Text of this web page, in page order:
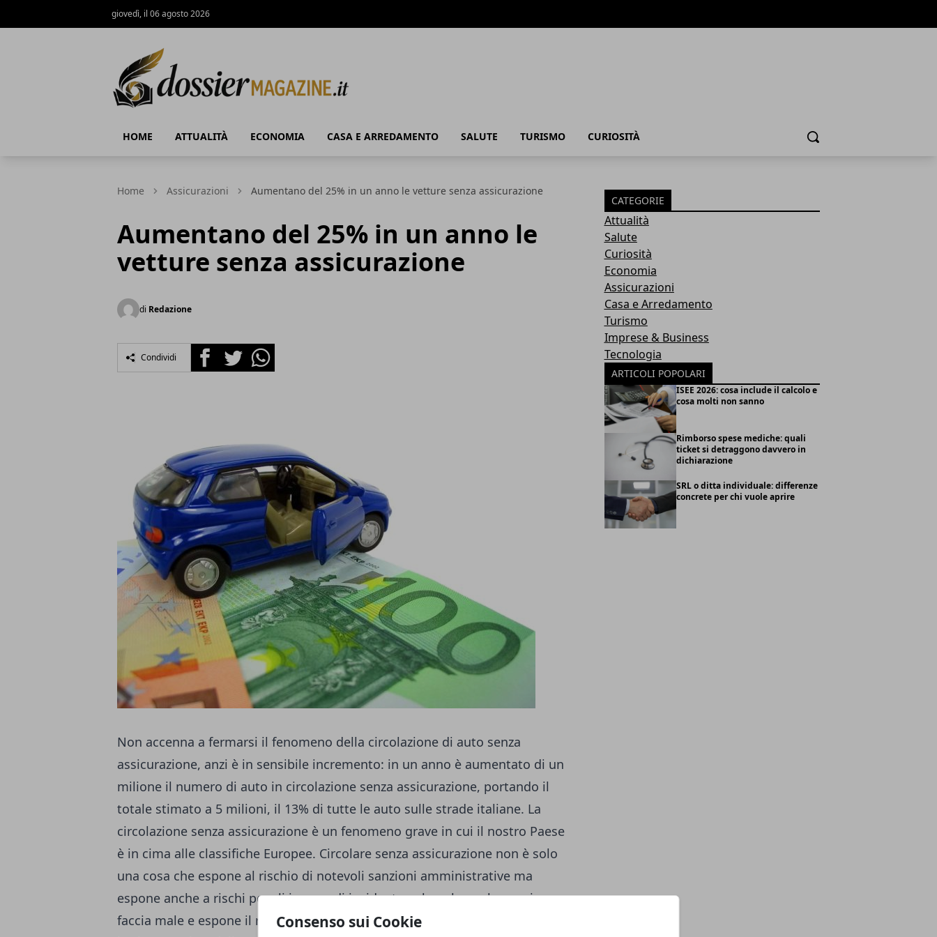
Consenso sui Cookie
giovedì, il 06 agosto 2026
HOME ATTUALITÀ ECONOMIA CASA E ARREDAMENTO SALUTE TURISMO CURIOSITÀ Cerca
Home Assicurazioni Aumentano del 25% in un anno le vetture senza assicurazione
Aumentano del 25% in un anno le
vetture senza assicurazione
di Redazione
Condividi FacebookTwitterWhatsapp
Non accenna a fermarsi il fenomeno della circolazione di auto senza
assicurazione, anzi è in sensibile incremento: in un anno è aumentato di un
milione il numero di auto in circolazione senza assicurazione, portando il
totale stimato a 5 milioni, il 13% di tutte le auto sulle strade italiane. La
circolazione senza assicurazione è un fenomeno grave in cui il nostro Paese
è in cima alle classifiche Europee. Circolare senza assicurazione non è solo
una cosa che espone al rischio di notevoli sanzioni amministrative ma
espone anche a rischi penali in caso di incidente nel quale qualcuno si
faccia male e espone il responsabile non assicurato a esborsi che rovinano
CATEGORIE
Attualità
Salute
Curiosità
Economia
Assicurazioni
Casa e Arredamento
Turismo
Imprese & Business
Tecnologia
ARTICOLI POPOLARI
ISEE 2026: cosa include il calcolo e
cosa molti non sanno
Rimborso spese mediche: quali
ticket si detraggono davvero in
dichiarazione
SRL o ditta individuale: differenze
concrete per chi vuole aprire